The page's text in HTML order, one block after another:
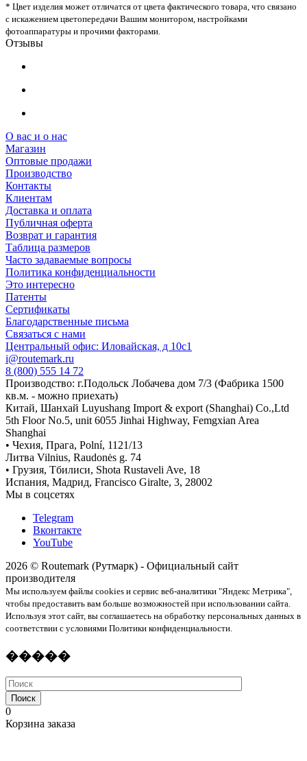
* Цвет изделия может отличатся от цвета фактического товара, что связано
с искажением цветопередачи Вашим монитором, настройками
фотоаппаратуры и прочими факторами.
Отзывы
О вас и о нас
Магазин
Оптовые продажи
Производство
Контакты
Клиентам
Доставка и оплата
Публичная оферта
Возврат и гарантия
Таблица размеров
Часто задаваемые вопросы
Политика конфиденциальности
Это интересно
Патенты
Сертификаты
Благодарственные письма
Связаться с нами
Центральный офис: Иловайская, д 10с1
i@routemark.ru
8 (800) 555 14 72
Производство: г.Подольск Лобачева дом 7/3 (Фабрика 1500
кв.м. - можно приехать)
Китай, Шанхай Luyushang Import & export (Shanghai) Co.,Ltd
5th Floor No.5, unit 6055 Jinhai Highway, Femgxian Area
Shanghai
• Чехия, Прага, Polní, 1121/13
Литва Vilnius, Raudonės g. 74
• Грузия, Тбилиси, Shota Rustaveli Ave, 18
Испания, Мадрид, Francisco Giralte, 3, 28002
Мы в соцсетях
Telegram
Вконтакте
YouTube
2026 © Routemark (Рутмарк) - Официальный сайт
производителя
Мы используем файлы cookies и сервис веб-аналитики "Яндекс Метрика",
чтобы предоставить вам больше возможностей при использовании сайта.
Используя этот сайт, вы соглашаетесь на обработку персональных данных в
соответствии с условиями Политики конфиденциальности.
�����
Поиск
0
Корзина заказа